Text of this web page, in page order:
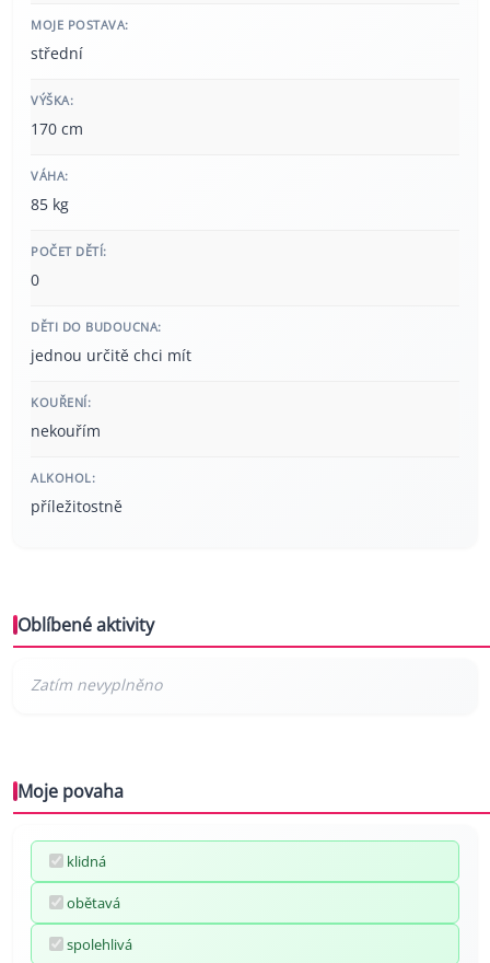
MOJE POSTAVA:
střední
VÝŠKA:
170 cm
VÁHA:
85 kg
POČET DĚTÍ:
0
DĚTI DO BUDOUCNA:
jednou určitě chci mít
KOUŘENÍ:
nekouřím
ALKOHOL:
příležitostně
Oblíbené aktivity
Moje povaha
klidná
obětavá
spolehlivá